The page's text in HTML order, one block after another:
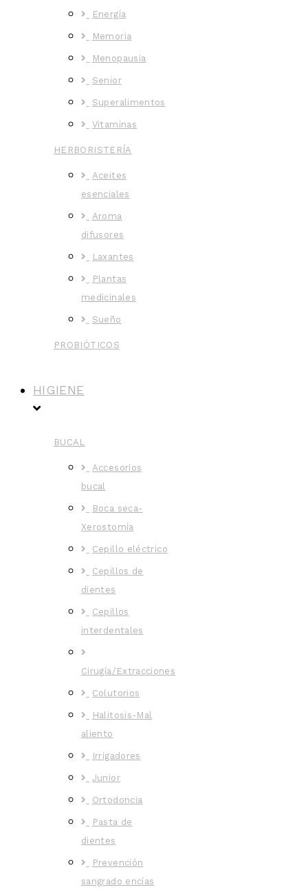
Energía
Memoria
Menopausia
Senior
Superalimentos
Vitaminas
HERBORISTERÍA
Aceites
esenciales
Aroma
difusores
Laxantes
Plantas
medicinales
Sueño
PROBIÓTICOS
HIGIENE
BUCAL
Accesorios
bucal
Boca seca-
Xerostomía
Cepillo eléctrico
Cepillos de
dientes
Cepillos
interdentales
Cirugía/Extracciones
Colutorios
Halitosis-Mal
aliento
Irrigadores
Junior
Ortodoncia
Pasta de
dientes
Prevención
sangrado encías